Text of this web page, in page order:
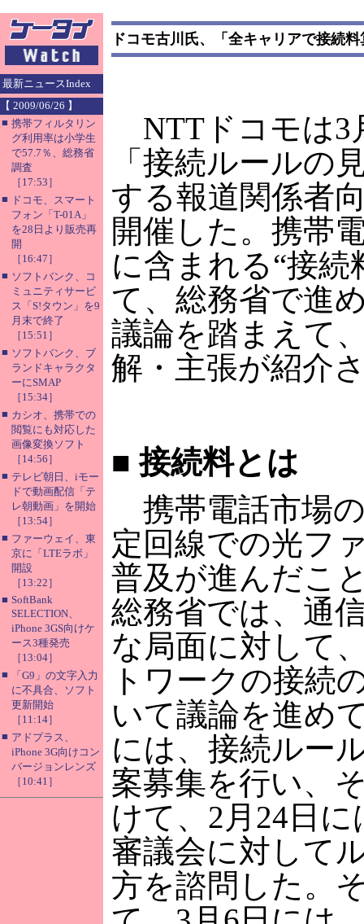
最新ニュースIndex
【 2009/06/26 】
■ 携帯フィルタリン
グ利用率は小学生
で57.7％、総務省
調査
［17:53］
■ ドコモ、スマート
フォン「T-01A」
を28日より販売再
開
［16:47］
■ ソフトバンク、コ
ミュニティサービ
ス「S!タウン」を9
月末で終了
［15:51］
■ ソフトバンク、ブ
ランドキャラクタ
ーにSMAP
［15:34］
■ カシオ、携帯での
閲覧にも対応した
画像変換ソフト
［14:56］
■ テレビ朝日、iモー
ドで動画配信「テ
レ朝動画」を開始
［13:54］
■ ファーウェイ、東
京に「LTEラボ」
開設
［13:22］
■ SoftBank
SELECTION、
iPhone 3GS向けケ
ース3種発売
［13:04］
■
「G9」の文字入力
に不具合、ソフト
更新開始
［11:14］
■ アドプラス、
iPhone 3G向けコン
バージョンレンズ
［10:41］
ドコモ古川氏、「全キャリアで接続
NTTドコモは3
「接続ルールの
する報道関係者
開催した。携帯
に含まれる“接続
て、総務省で進
議論を踏まえて
解・主張が紹介
■ 接続料とは
携帯電話市場
定回線での光フ
普及が進んだこ
総務省では、通
な局面に対して
トワークの接続
いて議論を進め
には、接続ルー
案募集を行い、
けて、2月24日
審議会に対して
方を諮問した。